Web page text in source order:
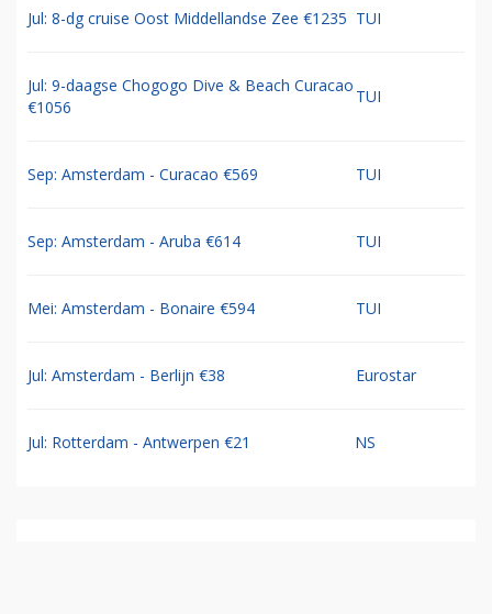
Jul: 8-dg cruise Oost Middellandse Zee €1235 TUI
Jul: 9-daagse Chogogo Dive & Beach Curacao
€1056
TUI
Sep: Amsterdam - Curacao €569 TUI
Sep: Amsterdam - Aruba €614 TUI
Mei: Amsterdam - Bonaire €594 TUI
Jul: Amsterdam - Berlijn €38 Eurostar
Jul: Rotterdam - Antwerpen €21 NS